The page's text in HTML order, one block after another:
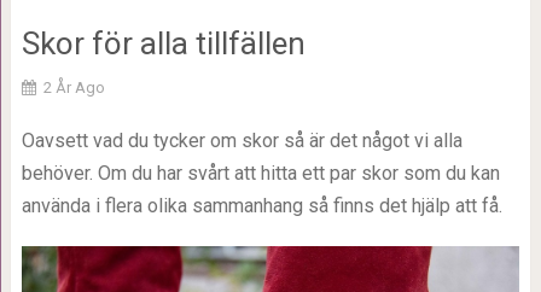
Skor för alla tillfällen
2 År Ago
Oavsett vad du tycker om skor så är det något vi alla
behöver. Om du har svårt att hitta ett par skor som du kan
använda i flera olika sammanhang så finns det hjälp att få.